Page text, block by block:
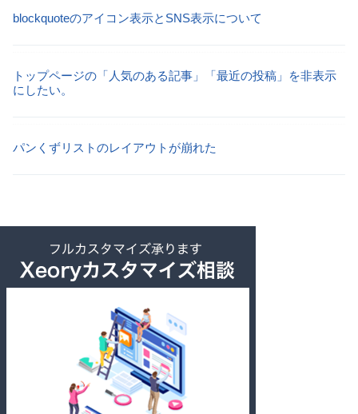
blockquoteのアイコン表示とSNS表示について
トップページの「人気のある記事」「最近の投稿」を非表示
にしたい。
パンくずリストのレイアウトが崩れた